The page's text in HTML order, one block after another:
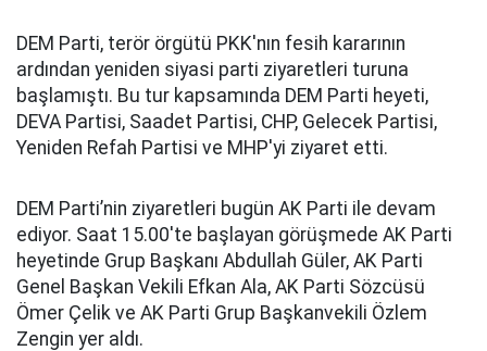
DEM Parti, terör örgütü PKK'nın fesih kararının
ardından yeniden siyasi parti ziyaretleri turuna
başlamıştı. Bu tur kapsamında DEM Parti heyeti,
DEVA Partisi, Saadet Partisi, CHP, Gelecek Partisi,
Yeniden Refah Partisi ve MHP'yi ziyaret etti.
DEM Parti’nin ziyaretleri bugün AK Parti ile devam
ediyor. Saat 15.00'te başlayan görüşmede AK Parti
heyetinde Grup Başkanı Abdullah Güler, AK Parti
Genel Başkan Vekili Efkan Ala, AK Parti Sözcüsü
Ömer Çelik ve AK Parti Grup Başkanvekili Özlem
Zengin yer aldı.